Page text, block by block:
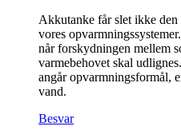
Akkutanke får slet ikke
vores
når forskydningen mellem
varmebehovet skal
angår opvarmningsformål,
vand.
Besvar